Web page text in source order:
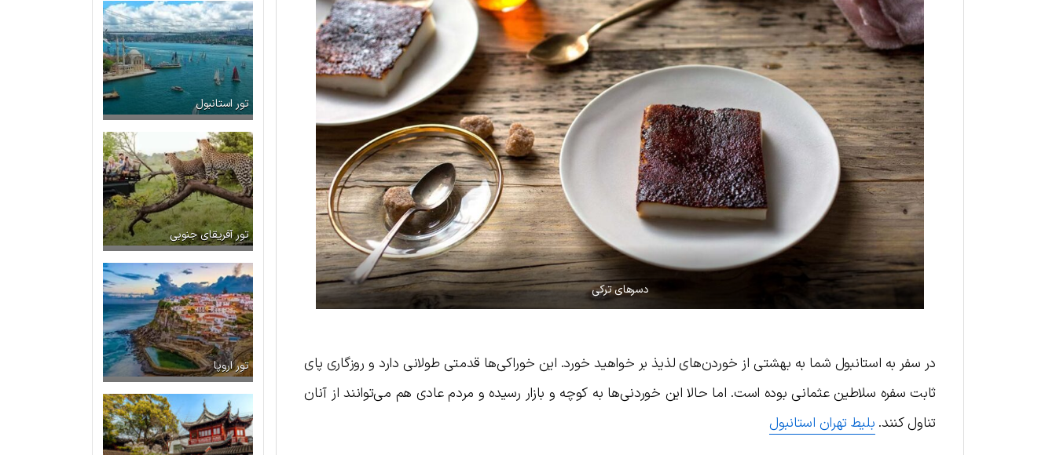
دسرهای ترکی
در سفر به استانبول شما به بهشتی از خوردن‌های لذیذ بر خواهید خورد. این خوراکی‌ها قدمتی طولانی دارد و روزگاری پای
ثابت سفره سلاطین عثمانی بوده است. اما حالا این خوردنی‌ها به کوچه و بازار رسیده و مردم عادی هم می‌توانند از آنان
تناول کنند. بلیط تهران استانبول
تور استانبول
تور آفریقای جنوبی
تور اروپا